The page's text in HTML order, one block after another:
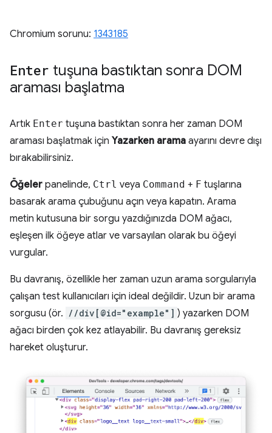
Chromium sorunu: 1343185
Enter tuşuna bastıktan sonra DOM
araması başlatma
Artık Enter tuşuna bastıktan sonra her zaman DOM
araması başlatmak için Yazarken arama ayarını devre dışı
bırakabilirsiniz.
Öğeler panelinde, Ctrl veya Command + F tuşlarına
basarak arama çubuğunu açın veya kapatın. Arama
metin kutusuna bir sorgu yazdığınızda DOM ağacı,
eşleşen ilk öğeye atlar ve varsayılan olarak bu öğeyi
vurgular.
Bu davranış, özellikle her zaman uzun arama sorgularıyla
çalışan test kullanıcıları için ideal değildir. Uzun bir arama
sorgusu (ör. //div[@id="example"] ) yazarken DOM
ağacı birden çok kez atlayabilir. Bu davranış gereksiz
hareket oluşturur.